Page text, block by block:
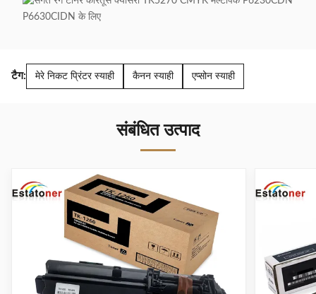
टैग: मेरे निकट प्रिंटर स्याही कैनन स्याही एप्सोन स्याही
संबंधित उत्पाद